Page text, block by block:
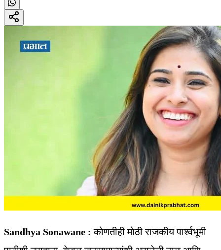
Sandhya Sonawane : कोणतीही मोठी राजकीय पार्श्वभूमी